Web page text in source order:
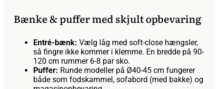
Bænke & puffer med skjult opbevaring
Entré-bænk: Vælg låg med soft-close hængsler,
så fingre ikke kommer i klemme. En bredde på 90-
120 cm rummer 6-8 par sko.
Puffer: Runde modeller på Ø40-45 cm fungerer
både som fodskammel, sofabord (med bakke) og